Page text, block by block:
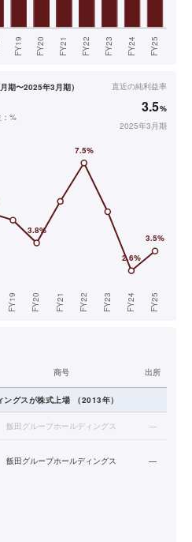
期〜2025年3月期）
：%
直近の純利益率
3.5%
2025年3月期
商号 出所
ングスが株式上場 （2013年）
飯田グループホールディングス —
飯田グループホールディングス —